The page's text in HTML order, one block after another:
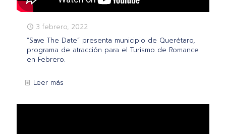
3 febrero, 2022
“Save The Date” presenta municipio de Querétaro,
programa de atracción para el Turismo de Romance
en Febrero.
Leer más